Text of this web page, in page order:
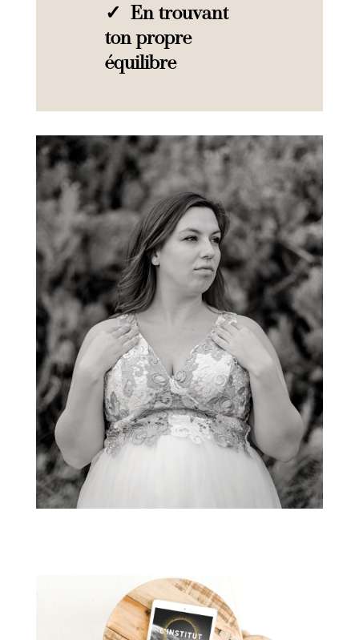
✓ En trouvant
ton propre
équilibre